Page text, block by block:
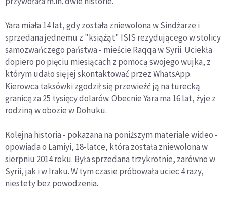
Yara miała 14 lat, gdy została zniewolona w Sindżarze i
sprzedana jednemu z "książąt" ISIS rezydującego w stolicy
samozwańczego państwa - mieście Raqqa w Syrii. Uciekła
dopiero po pięciu miesiącach z pomocą swojego wujka, z
którym udało się jej skontaktować przez WhatsApp.
Kierowca taksówki zgodził się przewieźć ją na turecką
granicę za 25 tysięcy dolarów. Obecnie Yara ma 16 lat, żyje z
rodziną w obozie w Dohuku.
Kolejna historia - pokazana na poniższym materiale wideo -
opowiada o Lamiyi, 18-latce, która została zniewolona w
sierpniu 2014 roku. Była sprzedana trzykrotnie, zarówno w
Syrii, jak i w Iraku. W tym czasie próbowała uciec 4 razy,
niestety bez powodzenia.